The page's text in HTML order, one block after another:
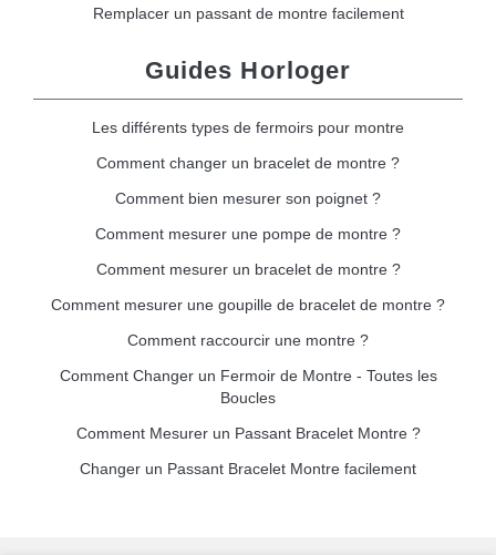
Remplacer un passant de montre facilement
Guides Horloger
Les différents types de fermoirs pour montre
Comment changer un bracelet de montre ?
Comment bien mesurer son poignet ?
Comment mesurer une pompe de montre ?
Comment mesurer un bracelet de montre ?
Comment mesurer une goupille de bracelet de montre ?
Comment raccourcir une montre ?
Comment Changer un Fermoir de Montre - Toutes les
Boucles
Comment Mesurer un Passant Bracelet Montre ?
Changer un Passant Bracelet Montre facilement